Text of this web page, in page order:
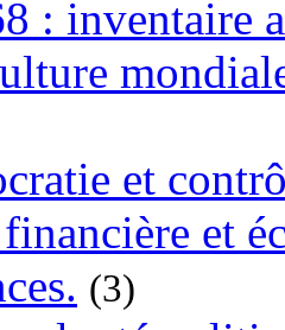
: inventaire
et
et
(3)